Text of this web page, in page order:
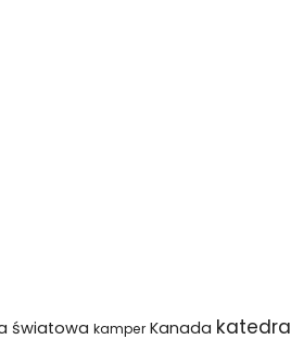
światowa kamper Kanada katedra